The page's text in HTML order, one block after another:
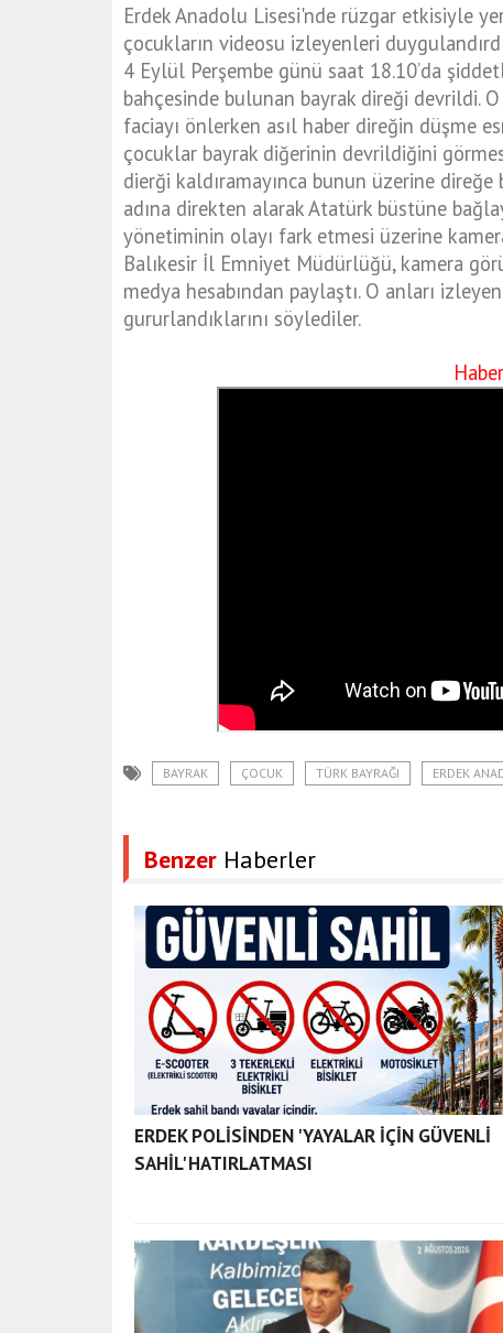
Erdek Anadolu Lisesi'nde rüzgar etkisiyle
çocukların videosu izleyenleri
4 Eylül Perşembe günü saat 18.10’da
bahçesinde bulunan bayrak direği devrildi.
faciayı önlerken asıl haber direğin düşme
çocuklar bayrak diğerinin devrildiğini
dierği kaldıramayınca bunun üzerine direğe
adına direkten alarak Atatürk büstüne
yönetiminin olayı fark etmesi üzerine
Balıkesir İl Emniyet Müdürlüğü, kamera
medya hesabından paylaştı. O anları
gururlandıklarını söylediler.
BAYRAK ÇOCUK TÜRK BAYRAĞI ERDEK
Benzer Haberler
ERDEK POLİSİNDEN 'YAYALAR İÇİN GÜVENLİ
SAHİL' HATIRLATMASI